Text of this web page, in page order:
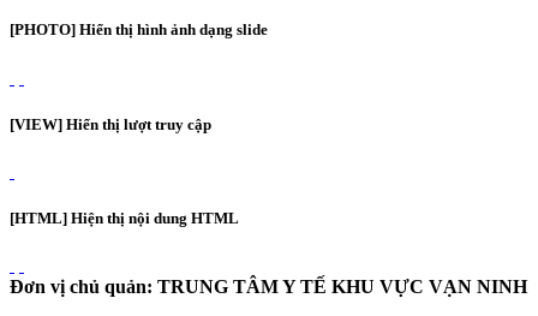
[PHOTO] Hiển thị hình ảnh dạng slide
[VIEW] Hiển thị lượt truy cập
[HTML] Hiện thị nội dung HTML
Đơn vị chủ quản: TRUNG TÂM Y TẾ KHU VỰC VẠN NINH